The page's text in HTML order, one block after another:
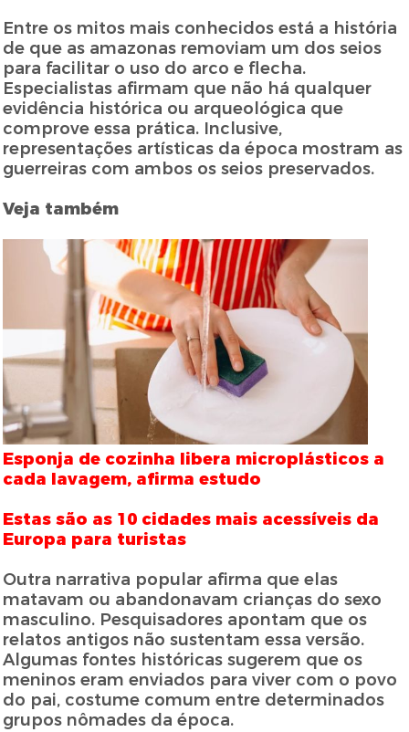
Entre os mitos mais conhecidos está a história
de que as amazonas removiam um dos seios
para facilitar o uso do arco e flecha.
Especialistas afirmam que não há qualquer
evidência histórica ou arqueológica que
comprove essa prática. Inclusive,
representações artísticas da época mostram as
guerreiras com ambos os seios preservados.
Veja também
Esponja de cozinha libera microplásticos a
cada lavagem, afirma estudo
Estas são as 10 cidades mais acessíveis da
Europa para turistas
Outra narrativa popular afirma que elas
matavam ou abandonavam crianças do sexo
masculino. Pesquisadores apontam que os
relatos antigos não sustentam essa versão.
Algumas fontes históricas sugerem que os
meninos eram enviados para viver com o povo
do pai, costume comum entre determinados
grupos nômades da época.